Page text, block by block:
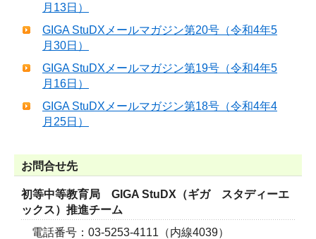
月13日）
GIGA StuDXメールマガジン第20号（令和4年5
月30日）
GIGA StuDXメールマガジン第19号（令和4年5
月16日）
GIGA StuDXメールマガジン第18号（令和4年4
月25日）
お問合せ先
初等中等教育局 GIGA StuDX（ギガ スタディーエ
ックス）推進チーム
電話番号：03-5253-4111（内線4039）